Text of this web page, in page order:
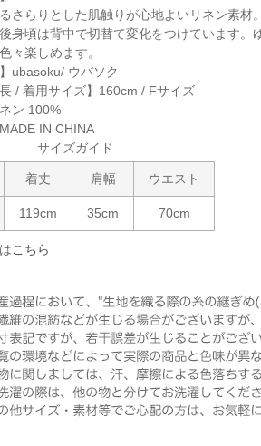
さらりとした肌触りが心地よいリネン素
身頃は背中で切替て変化をつけています
々楽しめます。
】ubasoku/ ウバソク
長 / 着用サイズ】160cm / Fサイズ
ン 100%
IN CHINA
サイズガイド
着丈 肩幅 ウエスト
119cm 35cm 70cm
こちら